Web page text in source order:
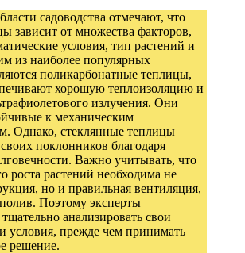
садоводства отмечают, что
зависит от множества факторов,
условия, тип растений и
из наиболее популярных
поликарбонатные теплицы,
хорошую теплоизоляцию и
излучения. Они
к механическим
Однако, стеклянные теплицы
поклонников благодаря
Важно учитывать, что
роста растений необходима не
но и правильная вентиляция,
Поэтому эксперты
анализировать свои
условия, прежде чем принимать
решение.